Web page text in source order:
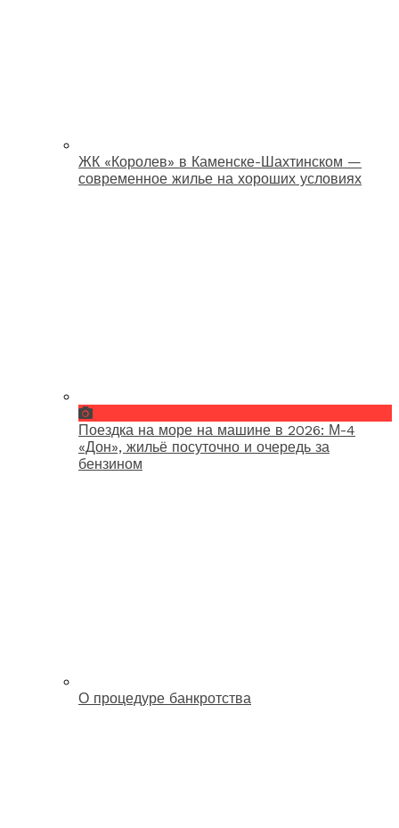
ЖК «Королев» в Каменске-Шахтинском —
современное жилье на хороших условиях
Поездка на море на машине в 2026: М-4
«Дон», жильё посуточно и очередь за
бензином
О процедуре банкротства